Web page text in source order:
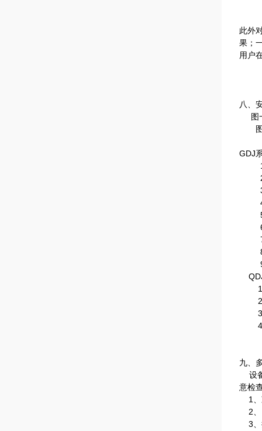
此外
果；
用户
八、
图
图
GDJ
1
2
3
4
九、
设
意检
1
2
3